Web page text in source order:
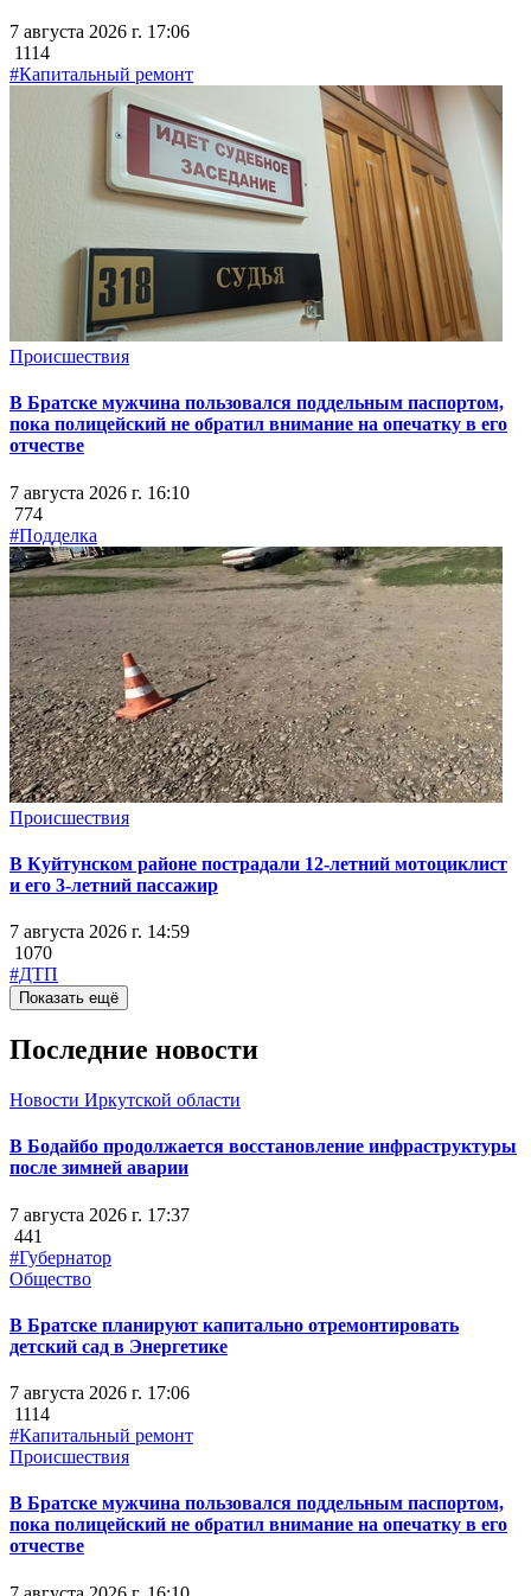
7 августа 2026 г. 17:06
1114
#Капитальный ремонт
Происшествия
В Братске мужчина пользовался поддельным паспортом,
пока полицейский не обратил внимание на опечатку в его
отчестве
7 августа 2026 г. 16:10
774
#Подделка
Происшествия
В Куйтунском районе пострадали 12-летний мотоциклист
и его 3-летний пассажир
7 августа 2026 г. 14:59
1070
#ДТП
Показать ещё
Последние новости
Новости Иркутской области
В Бодайбо продолжается восстановление инфраструктуры
после зимней аварии
7 августа 2026 г. 17:37
441
#Губернатор
Общество
В Братске планируют капитально отремонтировать
детский сад в Энергетике
7 августа 2026 г. 17:06
1114
#Капитальный ремонт
Происшествия
В Братске мужчина пользовался поддельным паспортом,
пока полицейский не обратил внимание на опечатку в его
отчестве